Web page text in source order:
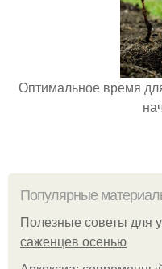
Оптимальное время
Популярные
Полезные советы для
саженцев осенью